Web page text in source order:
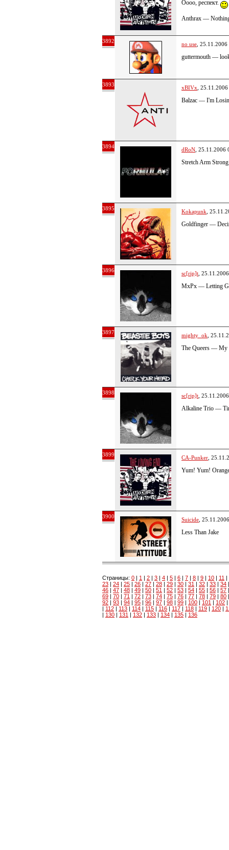
Оооо, респект.
Anthrax —
3892 no use ,
guttermouth —
3893 xBIVx ,
Balzac — I'm
3894 dRoN , 25.11.2006
Stretch Arm Strong
3895 Kokapunk ,
Goldfinger —
3896 sc[rip]t ,
MxPx — Letting
3897 mighty_ok ,
The Queers — My
3898 sc[rip]t ,
Alkaline Trio —
3899 CA-Punker ,
Yum! Yum!
3900 Suicide ,
Less Than Jake
Страницы: 0 | 1 | 2 | 3 | 4 | 5 | 6 | 7 | 8 | 9 | 10 | 11 |
23 | 24 | 25 | 26 | 27 | 28 | 29 | 30 | 31 | 32 | 33 | 34
46 | 47 | 48 | 49 | 50 | 51 | 52 | 53 | 54 | 55 | 56 | 57
69 | 70 | 71 | 72 | 73 | 74 | 75 | 76 | 77 | 78 | 79 | 80
92 | 93 | 94 | 95 | 96 | 97 | 98 | 99 | 100 | 101 | 102 |
| 112 | 113 | 114 | 115 | 116 | 117 | 118 | 119 | 120 |
| 130 | 131 | 132 | 133 | 134 | 135 | 136